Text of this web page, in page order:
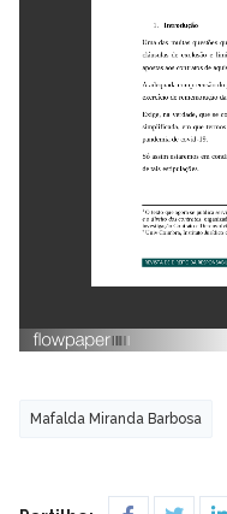
Mafalda Miranda Barbosa